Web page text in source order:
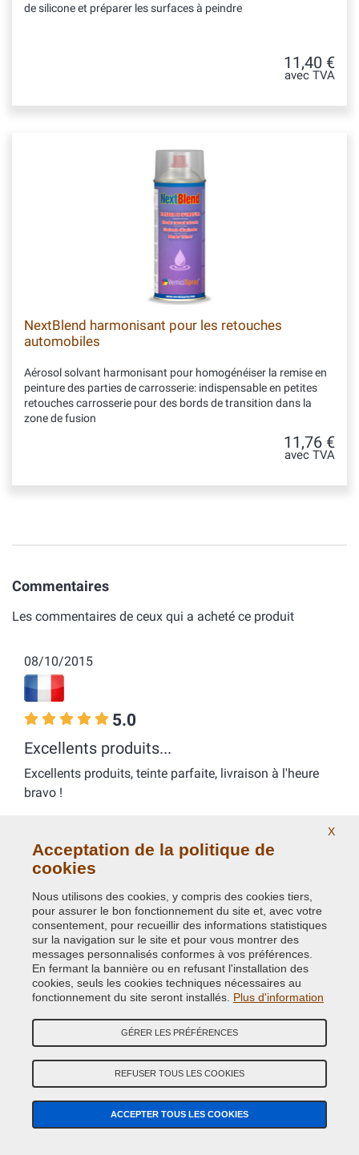
de silicone et préparer les surfaces à peindre
11,40 €
avec TVA
NextBlend harmonisant pour les retouches
automobiles
Aérosol solvant harmonisant pour homogénéiser la remise en
peinture des parties de carrosserie: indispensable en petites
retouches carrosserie pour des bords de transition dans la
zone de fusion
11,76 €
avec TVA
Commentaires
Les commentaires de ceux qui a acheté ce produit
08/10/2015
5.0
Excellents produits...
Excellents produits, teinte parfaite, livraison à l'heure
bravo !
Afficher les commentaires liés à des produits similaires →
VOS AVIS
5
Giuseppe 2 oct. 2021
anti graffio
CHERCHEZ
COULEUR
CHERCHEZ PIÈCES
X
Acceptation de la politique de
cookies
Nous utilisons des cookies, y compris des cookies tiers,
pour assurer le bon fonctionnement du site et, avec votre
consentement, pour recueillir des informations statistiques
sur la navigation sur le site et pour vous montrer des
messages personnalisés conformes à vos préférences.
En fermant la bannière ou en refusant l'installation des
cookies, seuls les cookies techniques nécessaires au
fonctionnement du site seront installés. Plus d'information
GÉRER LES PRÉFÉRENCES
REFUSER TOUS LES COOKIES
ACCEPTER TOUS LES COOKIES